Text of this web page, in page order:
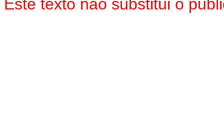
Este texto não substitui o